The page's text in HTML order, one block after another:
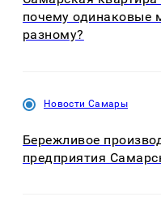
почему одинаковые
разному?
Новости Самары
Бережливое
предприятия